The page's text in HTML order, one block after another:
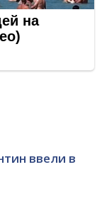
ввели в